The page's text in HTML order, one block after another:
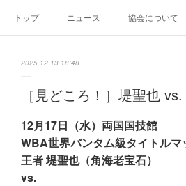
トップ ニュース 協会について
2025.12.13 18:48
［見どころ！］堤聖也
12月17日（水）両国国技館
WBA世界バンタム級タイトルマ
王者 堤聖也（角海老宝石）
vs.